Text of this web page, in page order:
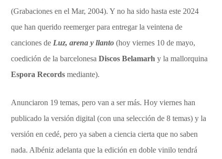
(Grabaciones en el Mar, 2004). Y no ha sido hasta este 2024
que han querido reemerger para entregar la veintena de
canciones de Luz, arena y llanto (hoy viernes 10 de mayo,
coedición de la barcelonesaDiscos Belamarhy la mallorquina
Espora Recordsmediante).
Anunciaron 19 temas, pero van a ser más. Hoy viernes han
publicado la versión digital (con una selección de 8 temas) y la
versión en cedé, pero ya saben a ciencia cierta que no saben
nada. Albéniz adelanta que la edición en doble vinilo tendrá